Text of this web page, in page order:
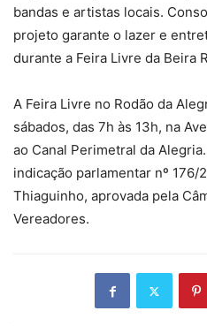
bandas e artistas locais.
projeto garante o lazer e
durante a Feira Livre da Beira
A Feira Livre no Rodão da
sábados, das 7h às 13h, na
ao Canal Perimetral da
indicação parlamentar nº 176/
Thiaguinho, aprovada pela
Vereadores.